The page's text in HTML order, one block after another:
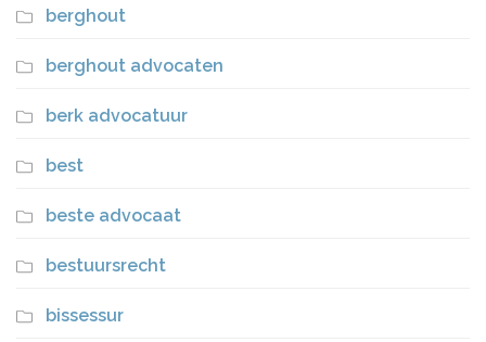
berghout
berghout advocaten
berk advocatuur
best
beste advocaat
bestuursrecht
bissessur